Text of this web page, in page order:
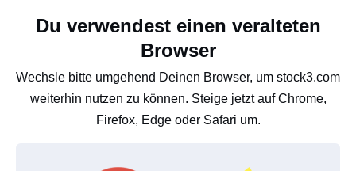
Du verwendest einen veralteten
Browser
Wechsle bitte umgehend Deinen Browser, um stock3.com
weiterhin nutzen zu können. Steige jetzt auf Chrome,
Firefox, Edge oder Safari um.